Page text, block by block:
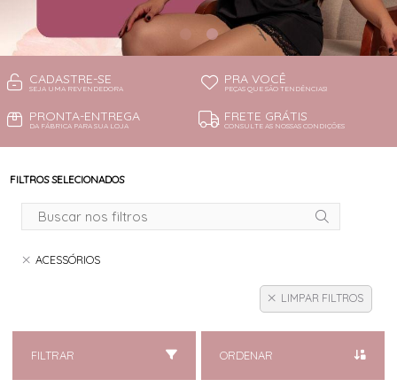
CADASTRE-SE
SEJA UMA REVENDEDORA
PRA VOCÊ
PEÇAS QUE SÃO TENDÊNCIAS!
PRONTA-ENTREGA
DA FÁBRICA PARA SUA LOJA
FRETE GRÁTIS
CONSULTE AS NOSSAS CONDIÇÕES
FILTROS SELECIONADOS
ACESSÓRIOS
LIMPAR FILTROS
FILTRAR ORDENAR